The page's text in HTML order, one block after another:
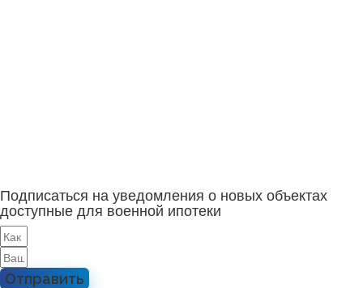
Подписаться на уведомления о новых объектах
доступные для военной ипотеки
Отправить